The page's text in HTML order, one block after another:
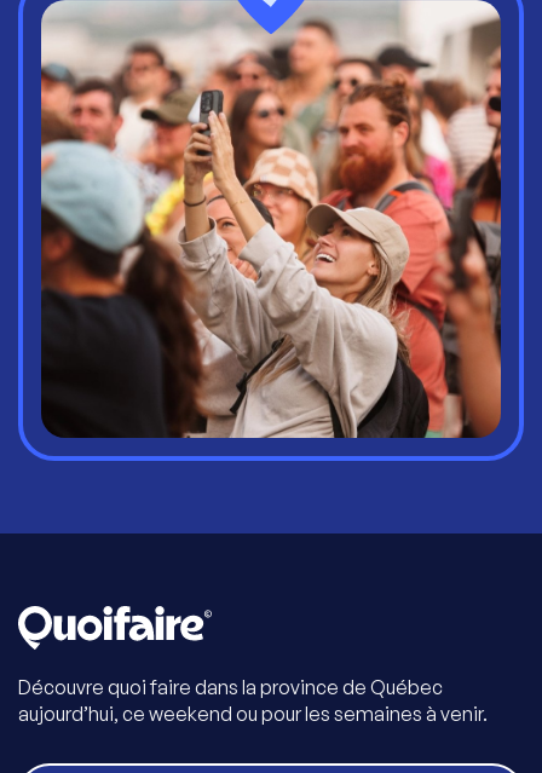
Découvre quoi faire dans la province de Québec
aujourd’hui, ce weekend ou pour les semaines à venir.